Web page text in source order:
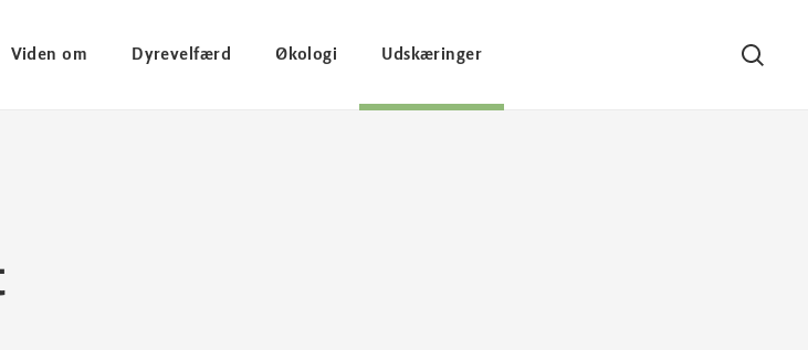
Viden om Dyrevelfærd Økologi Udskæringer
Søg